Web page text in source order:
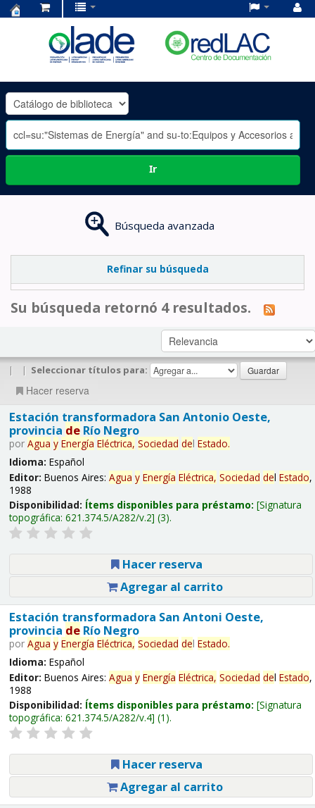
OLADE
-
Ir
Búsqueda avanzada
Refinar su búsqueda
Su búsqueda retornó 4 resultados.
| | Seleccionar títulos para:
Hacer reserva
Estación transformadora San Antonio Oeste,
provincia deRío Negro
por Agua y Energía Eléctrica, Sociedad del Estado.
Idioma: Español
Editor: Buenos Aires: Agua y Energía Eléctrica, Sociedad del Estado,
1988
Disponibilidad: Ítems disponibles para préstamo: Signatura
topográfica: 621.374.5/A282/v.2 (3).
Hacer reserva
Agregar al carrito
Estación transformadora San Antoni Oeste,
provincia deRío Negro
por Agua y Energía Eléctrica, Sociedad del Estado.
Idioma: Español
Editor: Buenos Aires: Agua y Energía Eléctrica, Sociedad del Estado,
1988
Disponibilidad: Ítems disponibles para préstamo: Signatura
topográfica: 621.374.5/A282/v.4 (1).
Hacer reserva
Agregar al carrito